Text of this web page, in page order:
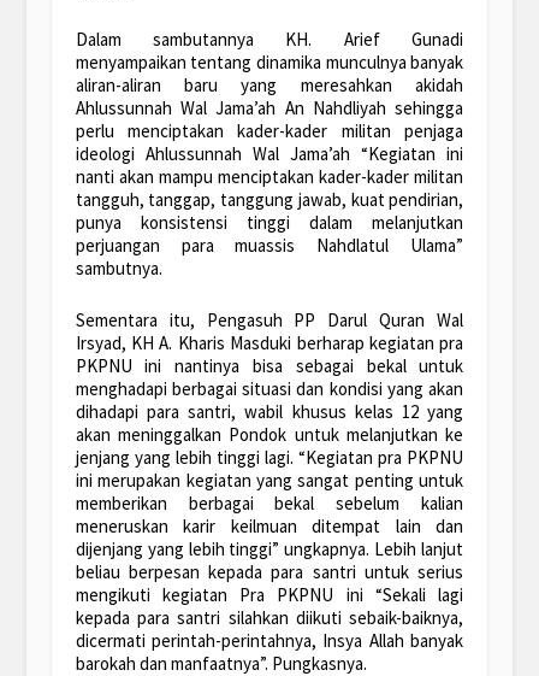
Dalam sambutannya KH. Arief Gunadi
menyampaikan tentang dinamika munculnya banyak
aliran-aliran baru yang meresahkan akidah
Ahlussunnah Wal Jama’ah An Nahdliyah sehingga
perlu menciptakan kader-kader militan penjaga
ideologi Ahlussunnah Wal Jama’ah “Kegiatan ini
nanti akan mampu menciptakan kader-kader militan
tangguh, tanggap, tanggung jawab, kuat pendirian,
punya konsistensi tinggi dalam melanjutkan
perjuangan para muassis Nahdlatul Ulama”
sambutnya.
Sementara itu, Pengasuh PP Darul Quran Wal
Irsyad, KH A. Kharis Masduki berharap kegiatan pra
PKPNU ini nantinya bisa sebagai bekal untuk
menghadapi berbagai situasi dan kondisi yang akan
dihadapi para santri, wabil khusus kelas 12 yang
akan meninggalkan Pondok untuk melanjutkan ke
jenjang yang lebih tinggi lagi. “Kegiatan pra PKPNU
ini merupakan kegiatan yang sangat penting untuk
memberikan berbagai bekal sebelum kalian
meneruskan karir keilmuan ditempat lain dan
dijenjang yang lebih tinggi” ungkapnya. Lebih lanjut
beliau berpesan kepada para santri untuk serius
mengikuti kegiatan Pra PKPNU ini “Sekali lagi
kepada para santri silahkan diikuti sebaik-baiknya,
dicermati perintah-perintahnya, Insya Allah banyak
barokah dan manfaatnya”. Pungkasnya.